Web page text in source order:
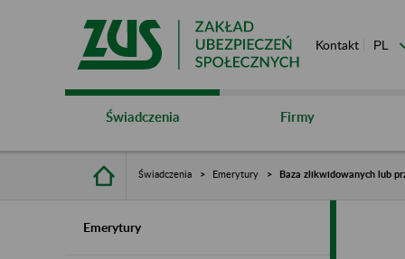
Kontakt
Świadczenia Firmy
Świadczenia Emerytury Baza zlikwidowanych lub
Emerytury